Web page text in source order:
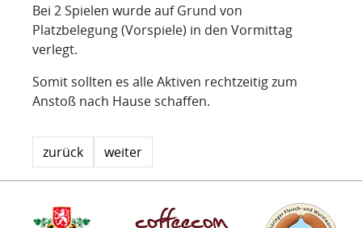
Bei 2 Spielen wurde auf Grund von
Platzbelegung (Vorspiele) in den Vormittag
verlegt.
Somit sollten es alle Aktiven rechtzeitig zum
Anstoß nach Hause schaffen.
zurück weiter